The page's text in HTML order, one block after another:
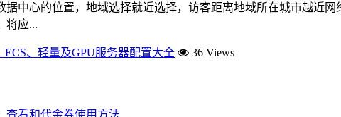
据中心的位置，地域选择就近选择，访客距离地域所在城市越近
将应...
ECS、轻量及GPU服务器配置大全 36 Views
查看和代金券使用方法